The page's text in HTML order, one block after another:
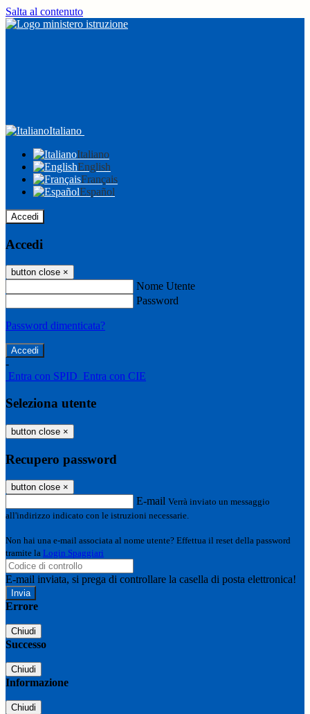
Salta al contenuto
Italiano
Italiano
English
Français
Español
Accedi
Accedi
button close ×
Nome Utente
Password
Password dimenticata?
-
Entra con SPID Entra con CIE
Seleziona utente
button close ×
Recupero password
button close ×
E-mail Verrà inviato un messaggio
all'indirizzo indicato con le istruzioni necessarie.
Non hai una e-mail associata al nome utente? Effettua il reset della password
tramite la Login Spaggiari
E-mail inviata, si prega di controllare la casella di posta elettronica!
Errore
Chiudi
Successo
Chiudi
Informazione
Chiudi